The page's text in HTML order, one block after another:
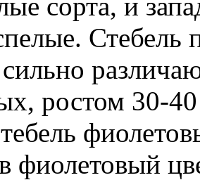
Стебель
ростом 30-
фиолетовый